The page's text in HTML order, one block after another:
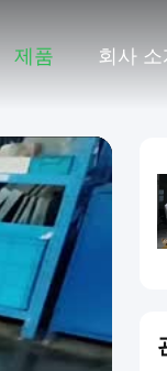
제품 회사 소